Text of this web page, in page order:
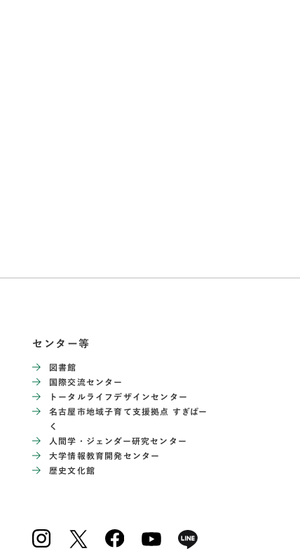
センター等
図書館
国際交流センター
トータルライフデザインセンター
名古屋市地域子育て支援拠点 すぎぱー
く
人間学・ジェンダー研究センター
大学情報教育開発センター
歴史文化館